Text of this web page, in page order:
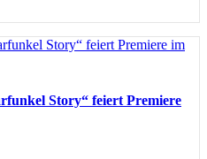
Story“ feiert Premiere